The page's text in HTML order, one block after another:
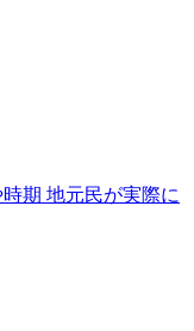
時期 地元民が実際に